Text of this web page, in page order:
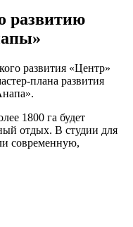
развитию
развития «Центр»
плана развития
1800 га будет
отдых. В студии для
современную,